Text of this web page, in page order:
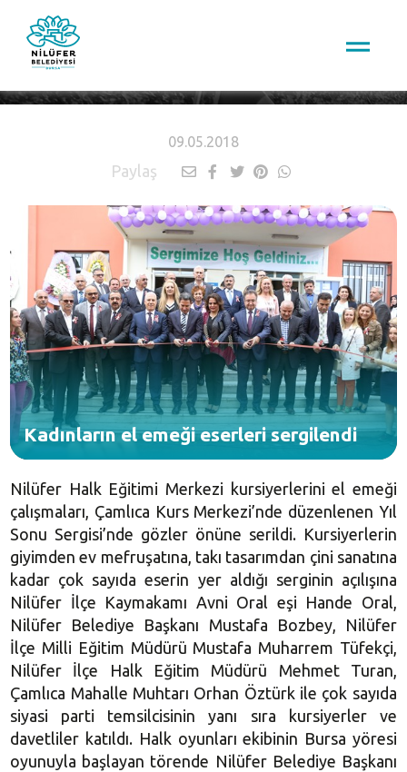
09.05.2018
Paylaş
Kadınların el emeği eserleri sergilendi
Nilüfer Halk Eğitimi Merkezi kursiyerlerini el emeği
çalışmaları, Çamlıca Kurs Merkezi’nde düzenlenen Yıl
Sonu Sergisi’nde gözler önüne serildi. Kursiyerlerin
giyimden ev mefruşatına, takı tasarımdan çini sanatına
kadar çok sayıda eserin yer aldığı serginin açılışına
Nilüfer İlçe Kaymakamı Avni Oral eşi Hande Oral,
Nilüfer Belediye Başkanı Mustafa Bozbey, Nilüfer
İlçe Milli Eğitim Müdürü Mustafa Muharrem Tüfekçi,
Nilüfer İlçe Halk Eğitim Müdürü Mehmet Turan,
Çamlıca Mahalle Muhtarı Orhan Öztürk ile çok sayıda
siyasi parti temsilcisinin yanı sıra kursiyerler ve
davetliler katıldı. Halk oyunları ekibinin Bursa yöresi
oyunuyla başlayan törende Nilüfer Belediye Başkanı